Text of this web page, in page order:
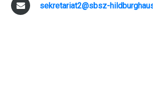
sekretariat2@sbsz-